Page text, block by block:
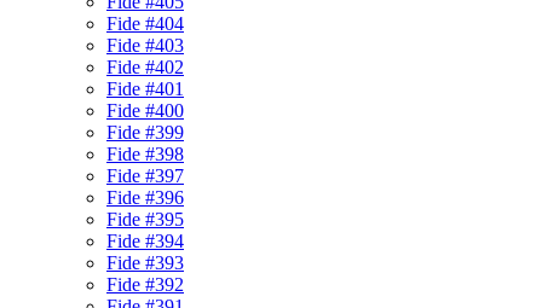
Fide #404
Fide #403
Fide #402
Fide #401
Fide #400
Fide #399
Fide #398
Fide #397
Fide #396
Fide #395
Fide #394
Fide #393
Fide #392